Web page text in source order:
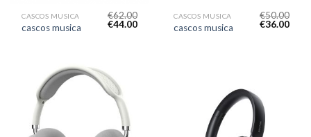
CASCOS MUSICA
cascos musica
€62.00
€44.00
CASCOS MUSICA
cascos musica
€50.00
€36.00